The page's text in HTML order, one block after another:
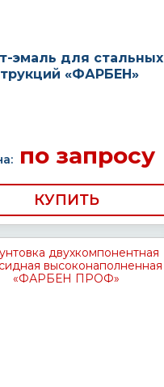
эмаль для стальных
«ФАРБЕН»
по запросу
КУПИТЬ